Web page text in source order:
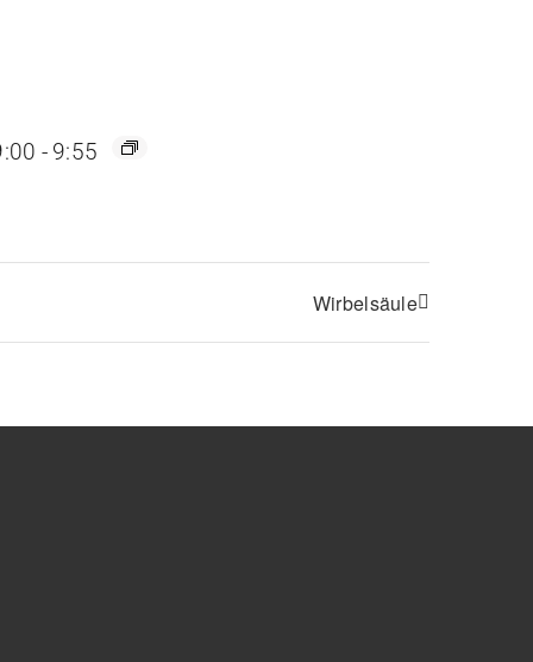
- 9:55
Wirbelsäule